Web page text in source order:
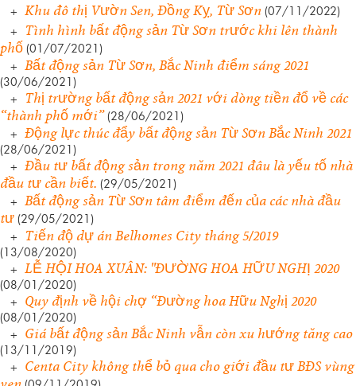
+ Khu đô thị Vườn Sen, Đồng Kỵ, Từ Sơn (07/11/2022)
+ Tình hình bất động sản Từ Sơn trước khi lên thành
phố (01/07/2021)
+ Bất động sản Từ Sơn, Bắc Ninh điểm sáng 2021
(30/06/2021)
+ Thị trường bất động sản 2021 với dòng tiền đổ về các
“thành phố mới”(28/06/2021)
+ Động lực thúc đẩy bất động sản Từ Sơn Bắc Ninh 2021
(28/06/2021)
+ Đầu tư bất động sản trong năm 2021 đâu là yếu tố nhà
đầu tư cần biết. (29/05/2021)
+ Bất động sản Từ Sơn tâm điểm đến của các nhà đầu
tư (29/05/2021)
+ Tiến độ dự án Belhomes City tháng 5/2019
(13/08/2020)
+ LỄ HỘI HOA XUÂN: "ĐƯỜNG HOA HỮU NGHỊ 2020
(08/01/2020)
+ Quy định về hội chợ “Đường hoa Hữu Nghị 2020
(08/01/2020)
+ Giá bất động sản Bắc Ninh vẫn còn xu hướng tăng cao
(13/11/2019)
+ Centa City không thể bỏ qua cho giới đầu tư BĐS vùng